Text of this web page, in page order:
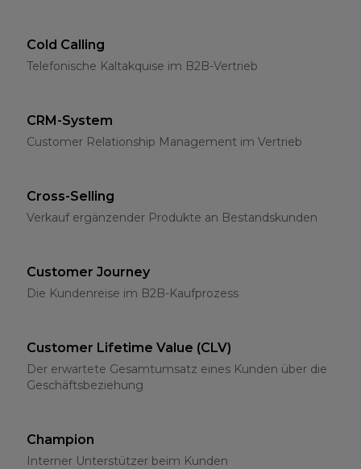
Cold Calling
Telefonische Kaltakquise im B2B-Vertrieb
CRM-System
Customer Relationship Management im Vertrieb
Cross-Selling
Verkauf ergänzender Produkte an Bestandskunden
Customer Journey
Die Kundenreise im B2B-Kaufprozess
Customer Lifetime Value (CLV)
Der erwartete Gesamtumsatz eines Kunden über die
Geschäftsbeziehung
Champion
Interner Unterstützer beim Kunden